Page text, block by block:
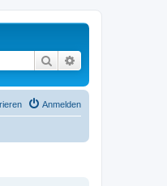
Suche
Anmelden